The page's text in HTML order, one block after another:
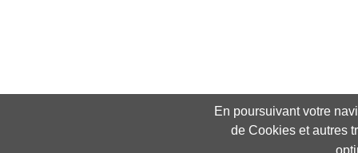
En poursuivant votre
de Cookies et autres